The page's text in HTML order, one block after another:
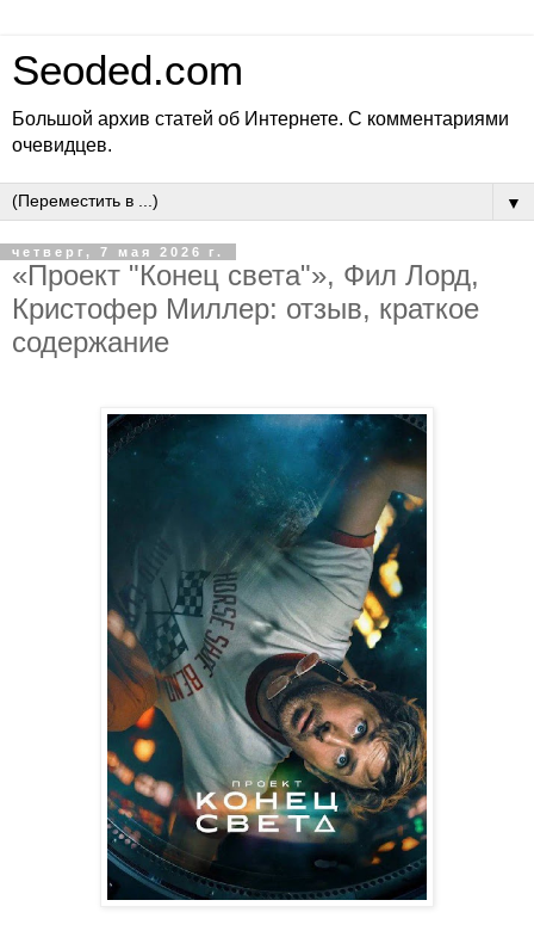
Seoded.com
Большой архив статей об Интернете. С комментариями
очевидцев.
▼
четверг, 7 мая 2026 г.
«Проект "Конец света"», Фил Лорд,
Кристофер Миллер: отзыв, краткое
содержание